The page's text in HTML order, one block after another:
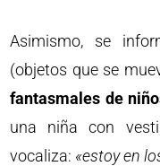
Asimismo, se
(objetos que se
fantasmales de
una niña con
vocaliza: «estoy en